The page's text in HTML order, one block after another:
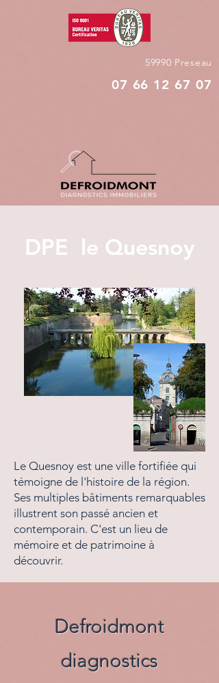
59990 Preseau
07 66 12 67 07
DPE le Quesnoy
Le Quesnoy est une ville fortifiée qui
témoigne de l'histoire de la région.
Ses multiples bâtiments remarquables
illustrent son passé ancien et
contemporain. C'est un lieu de
mémoire et de patrimoine à
découvrir.
Defroidmont
diagnostics